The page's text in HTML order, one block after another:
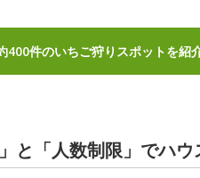
400件のいちご狩りスポットを紹
」と「人数制限」でハ